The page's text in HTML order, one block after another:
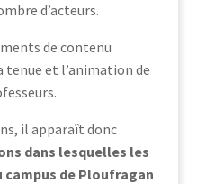
d’acteurs.
de contenu
et l’animation de
il apparaît donc
dans lesquelles les
de Ploufragan